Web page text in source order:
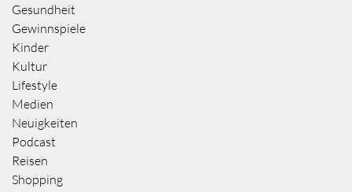
Gesundheit
Gewinnspiele
Kinder
Kultur
Lifestyle
Medien
Neuigkeiten
Podcast
Reisen
Shopping